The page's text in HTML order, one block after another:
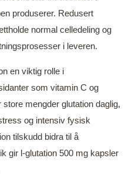
produserer. Redusert
normal celledeling og
i leveren.
en viktig rolle i
som vitamin C og
mengder glutation daglig,
og intensiv fysisk
tilskudd bidra til å
gir l-glutation 500 mg kapsler